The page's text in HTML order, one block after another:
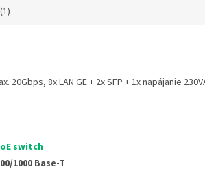
8x LAN GE + 2x SFP + 1x napájanie
switch
1000 Base-T